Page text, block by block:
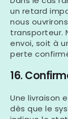
un retard
nous
transporteur.
envoi, soit à
perte
16.
Une livraison
dès que le